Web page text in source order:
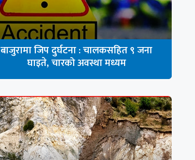
बाजुरामा जिप दुर्घटना : चालकसहित ९ जना
घाइते, चारको अवस्था मध्यम